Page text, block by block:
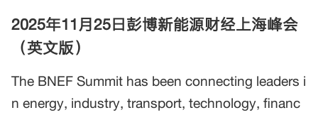
2025年11月25日彭博新能源财经上海峰会
（英文版）
The BNEF Summit has been connecting leaders i
n energy, industry, transport, technology, financ